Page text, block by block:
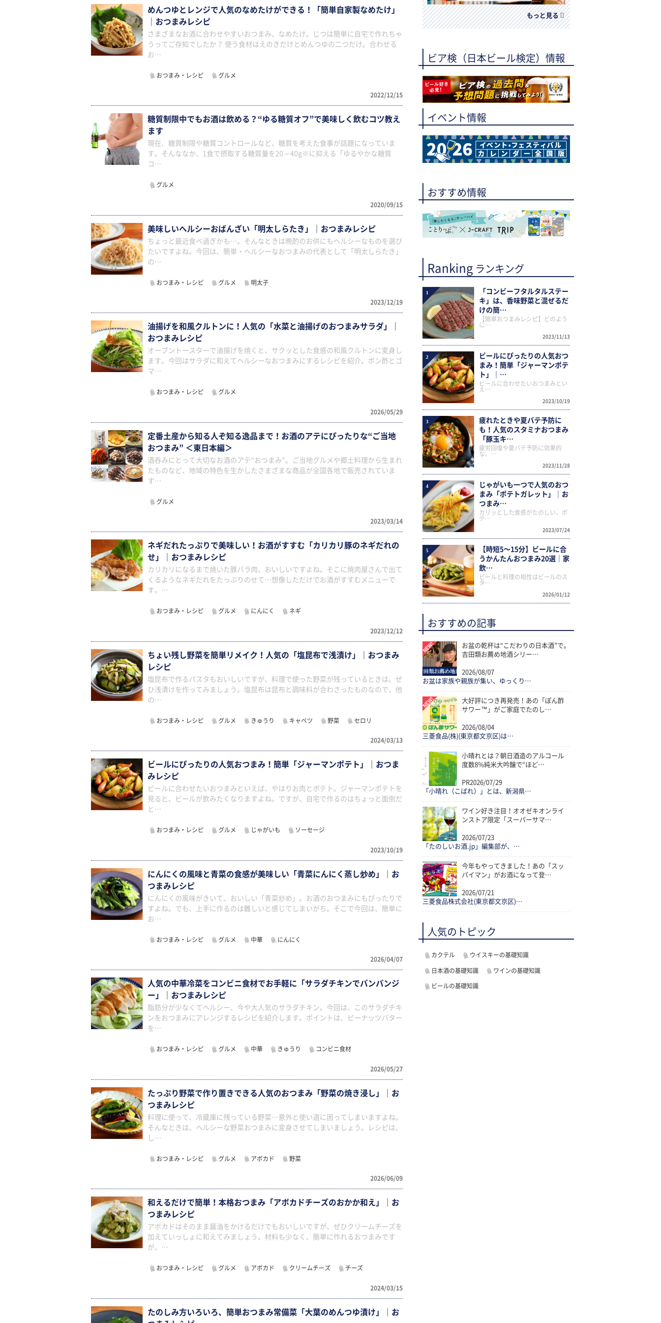
めんつゆとレンジで人気のなめたけができる！「簡単自家製なめたけ」
｜おつまみレシピ
さまざまなお酒に合わせやすいおつまみ、なめたけ。じつは簡単に自宅で作れちゃ
うってご存知でしたか？ 使う食材はえのきだけとめんつゆの二つだけ。合わせる
お…
おつまみ・レシピ グルメ
2022/12/15
糖質制限中でもお酒は飲める？“ゆる糖質オフ”で美味しく飲むコツ教え
ます
現在、糖質制限や糖質コントロールなど、糖質を考えた食事が話題になっていま
す。そんななか、1食で摂取する糖質量を20～40g※に抑える「ゆるやかな糖質
コ…
グルメ
2020/09/15
美味しいヘルシーおばんざい「明太しらたき」｜おつまみレシピ
ちょっと最近食べ過ぎかも…。そんなときは晩酌のお供にもヘルシーなものを選び
たいですよね。今回は、簡単・ヘルシーなおつまみの代表として「明太しらたき」
の…
おつまみ・レシピ グルメ 明太子
2023/12/19
油揚げを和風クルトンに！人気の「水菜と油揚げのおつまみサラダ」｜
おつまみレシピ
オーブントースターで油揚げを焼くと、サクッとした食感の和風クルトンに変身し
ます。今回はサラダに和えてヘルシーなおつまみにするレシピを紹介。ポン酢とゴ
マ…
おつまみ・レシピ グルメ
2026/05/29
定番土産から知る人ぞ知る逸品まで！お酒のアテにぴったりな“ご当地
おつまみ” ＜東日本編＞
酒呑みにとって大切なお酒のアテ“おつまみ”。ご当地グルメや郷土料理から生まれ
たものなど、地域の特色を生かしたさまざまな商品が全国各地で販売されていま
す…
グルメ
2023/03/14
ネギだれたっぷりで美味しい！お酒がすすむ「カリカリ豚のネギだれの
せ」｜おつまみレシピ
カリカリになるまで焼いた豚バラ肉、おいしいですよね。そこに焼肉屋さんで出て
くるようなネギだれをたっぷりのせて…想像しただけでお酒がすすむメニューで
す。…
おつまみ・レシピ グルメ にんにく ネギ
2023/12/12
ちょい残し野菜を簡単リメイク！人気の「塩昆布で浅漬け」｜おつまみ
レシピ
塩昆布で作るパスタもおいしいですが、料理で使った野菜が残っているときは、ぜ
ひ浅漬けを作ってみましょう。塩昆布は昆布と調味料が合わさったものなので、他
の…
おつまみ・レシピ グルメ きゅうり キャベツ 野菜 セロリ
2024/03/13
ビールにぴったりの人気おつまみ！簡単「ジャーマンポテト」｜おつま
みレシピ
ビールに合わせたいおつまみといえば、やはりお肉とポテト。ジャーマンポテトを
見ると、ビールが飲みたくなりますよね。ですが、自宅で作るのはちょっと面倒だ
と…
おつまみ・レシピ グルメ じゃがいも ソーセージ
2023/10/19
にんにくの風味と青菜の食感が美味しい「青菜にんにく蒸し炒め」｜お
つまみレシピ
にんにくの風味がきいて、おいしい「青菜炒め」。お酒のおつまみにもぴったりで
すよね。でも、上手に作るのは難しいと感じてしまいがち。そこで今回は、簡単に
お…
おつまみ・レシピ グルメ 中華 にんにく
2026/04/07
人気の中華冷菜をコンビニ食材でお手軽に「サラダチキンでバンバンジ
ー」｜おつまみレシピ
脂肪分が少なくてヘルシー、今や大人気のサラダチキン。今回は、このサラダチキ
ンをおつまみにアレンジするレシピを紹介します。ポイントは、ピーナッツバター
を…
おつまみ・レシピ グルメ 中華 きゅうり コンビニ食材
2026/05/27
たっぷり野菜で作り置きできる人気のおつまみ「野菜の焼き浸し」｜お
つまみレシピ
料理に使って、冷蔵庫に残っている野菜…意外と使い道に困ってしまいますよね。
そんなときは、ヘルシーな野菜おつまみに変身させてしまいましょう。レシピは、
し…
おつまみ・レシピ グルメ アボカド 野菜
2026/06/09
和えるだけで簡単！本格おつまみ「アボカドチーズのおかか和え」｜お
つまみレシピ
アボカドはそのまま醤油をかけるだけでもおいしいですが、ぜひクリームチーズを
加えていっしょに和えてみましょう。材料も少なく、簡単に作れるおつまみです
が、…
おつまみ・レシピ グルメ アボカド クリームチーズ チーズ
2024/03/15
たのしみ方いろいろ、簡単おつまみ常備菜「大葉のめんつゆ漬け」｜お
もっと見る
ビア検（日本ビール検定）情報
イベント情報
おすすめ情報
Ranking ランキング
1
「コンビーフタルタルステー
キ」は、香味野菜と混ぜるだ
けの簡…
2023/11/13
【簡単おつまみレシピ】どのよう
に…
2
ビールにぴったりの人気おつ
まみ！簡単「ジャーマンポテ
ト」｜…
2023/10/19
ビールに合わせたいおつまみとい
え…
3
疲れたときや夏バテ予防に
も！人気のスタミナおつまみ
「豚玉キ…
2023/11/28
疲労回復や夏バテ予防に効果的
な、…
4
じゃがいも一つで人気のおつ
まみ「ポテトガレット」｜お
つまみ…
2023/07/24
カリッとした食感がたのしい、ポ
テ…
5
【時短5〜15分】ビールに合
うかんたんおつまみ20選｜家
飲…
2026/01/12
ビールと料理の相性はビールのス
タ…
おすすめの記事
お盆の乾杯は“こだわりの日本酒”で。
吉田類お薦め地酒シリー…
2026/08/07
お盆は家族や親族が集い、ゆっくり…
大好評につき再発売！あの「ぽん酢
サワー™」がご家庭でたのし…
2026/08/04
三菱食品(株)(東京都文京区)は…
小晴れとは？朝日酒造のアルコール
度数8%純米大吟醸で“ほど…
PR2026/07/29
「小晴れ（こばれ）」とは、新潟県…
ワイン好き注目！オオゼキオンライ
ンストア限定「スーパーサマ…
2026/07/23
「たのしいお酒.jp」編集部が、…
今年もやってきました！あの「スッ
パイマン」がお酒になって登…
2026/07/21
三菱食品株式会社(東京都文京区)…
人気のトピック
カクテル ウイスキーの基礎知識
日本酒の基礎知識 ワインの基礎知識
ビールの基礎知識